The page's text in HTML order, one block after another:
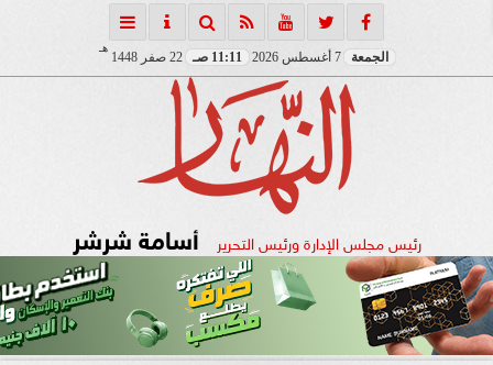
الجمعة 7 أغسطس 2026 11:11 صـ 22 صفر 1448
هـ
رئيس مجلس الإدارة ورئيس التحرير أسامة شرشر